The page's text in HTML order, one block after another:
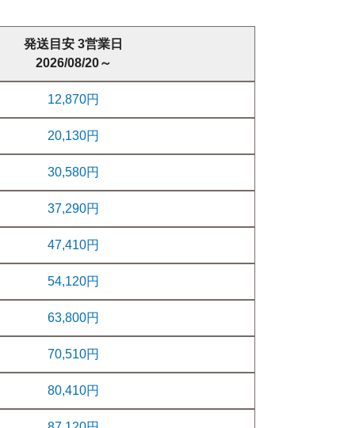
発送目安 3営業日
2026/08/20～
12,870円
20,130円
30,580円
37,290円
47,410円
54,120円
63,800円
70,510円
80,410円